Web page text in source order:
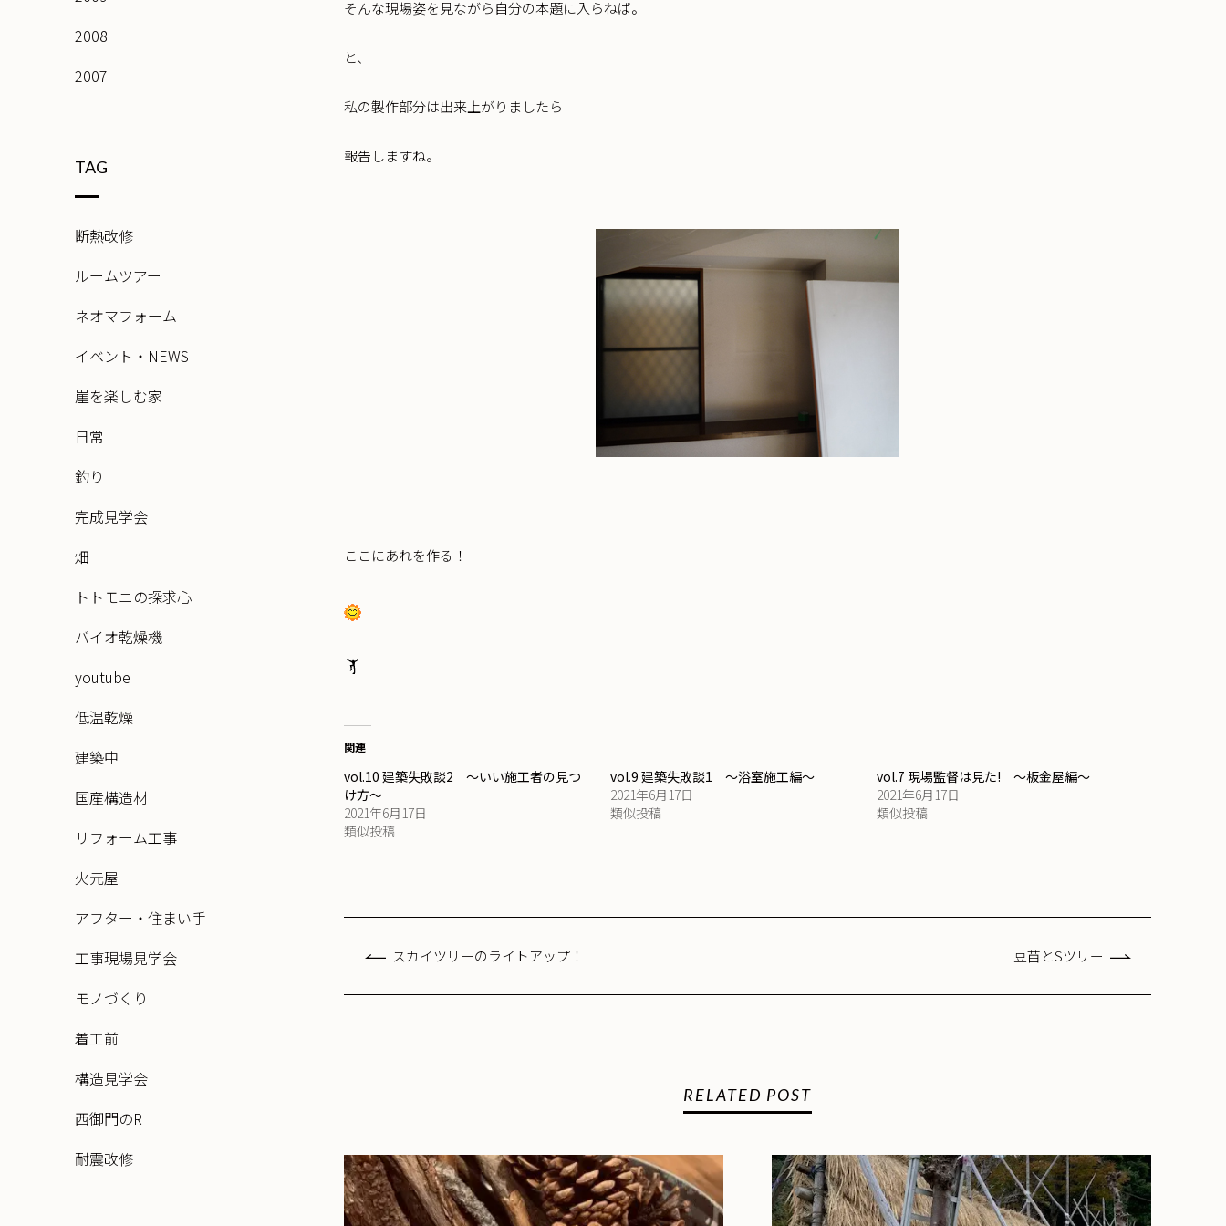
そんな現場姿を見ながら自分の本題に入らねば。
と、
私の製作部分は出来上がりましたら
報告しますね。
ここにあれを作る！
関連
vol.10 建築失敗談2 ～いい施工者の見つ
け方～
2021年6月17日
類似投稿
vol.9 建築失敗談1 ～浴室施工編～
2021年6月17日
類似投稿
vol.7 現場監督は見た! ～板金屋編～
2021年6月17日
類似投稿
スカイツリーのライトアップ！ 豆苗とSツリー
RELATED POST
2008
2007
TAG
断熱改修
ルームツアー
ネオマフォーム
イベント・NEWS
崖を楽しむ家
日常
釣り
完成見学会
畑
トトモニの探求心
バイオ乾燥機
youtube
低温乾燥
建築中
国産構造材
リフォーム工事
火元屋
アフター・住まい手
工事現場見学会
モノづくり
着工前
構造見学会
西御門のR
耐震改修